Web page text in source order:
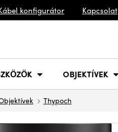
konfigurátor Kapcsolat
OBJEKTÍVEK
Thypoch